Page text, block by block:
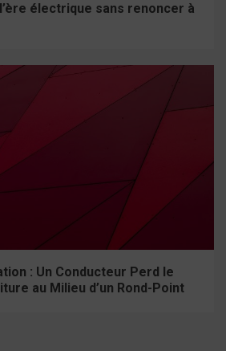
électrique sans renoncer à
: Un Conducteur Perd le
au Milieu d’un Rond-Point